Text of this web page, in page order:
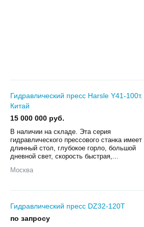
Гидравлический пресс Harsle Y41-100т.
Китай
15 000 000 руб.
В наличии на складе. Эта серия
гидравлического прессового станка имеет
длинный стол, глубокое горло, большой
дневной свет, скорость быстрая,...
Москва
Гидравлический пресс DZ32-120T
по запросу